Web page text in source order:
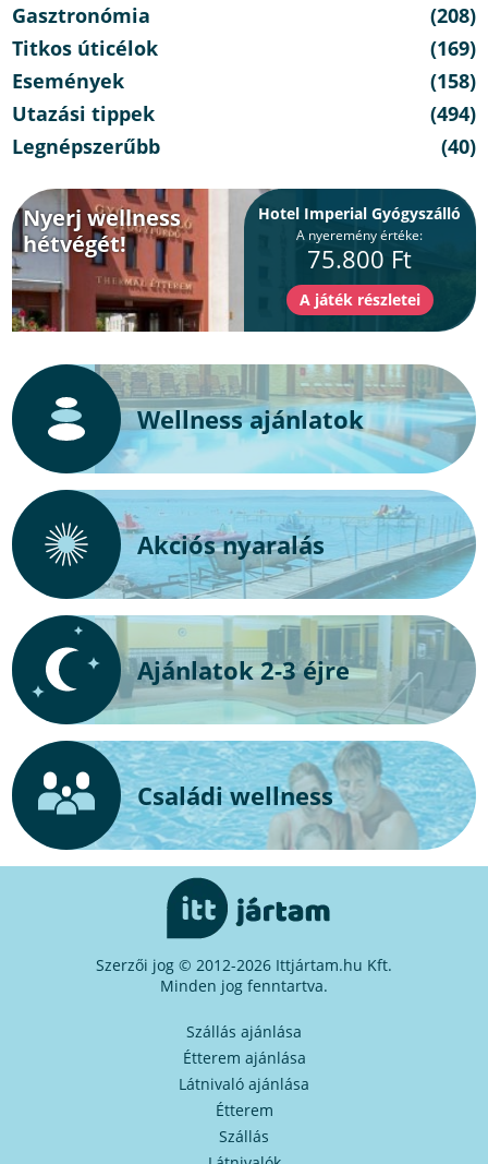
Gasztronómia
(208)
Titkos úticélok
(169)
Események
(158)
Utazási tippek
(494)
Legnépszerűbb
(40)
Nyerj wellness
hétvégét!
Hotel Imperial Gyógyszálló
A nyeremény értéke:
75.800 Ft
Wellness ajánlatok
Akciós nyaralás
Ajánlatok 2-3 éjre
Családi wellness
Szerzői jog © 2012-2026 Ittjártam.hu Kft.
Minden jog fenntartva.
Szállás ajánlása
Étterem ajánlása
Látnivaló ajánlása
Étterem
Szállás